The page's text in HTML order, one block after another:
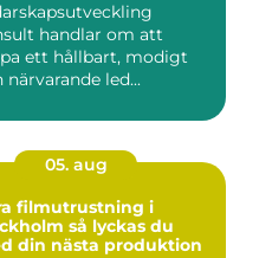
handlar om att
ett hållbart, modigt
närvarande led...
05. aug
filmutrustning i
så lyckas du
din nästa produktion